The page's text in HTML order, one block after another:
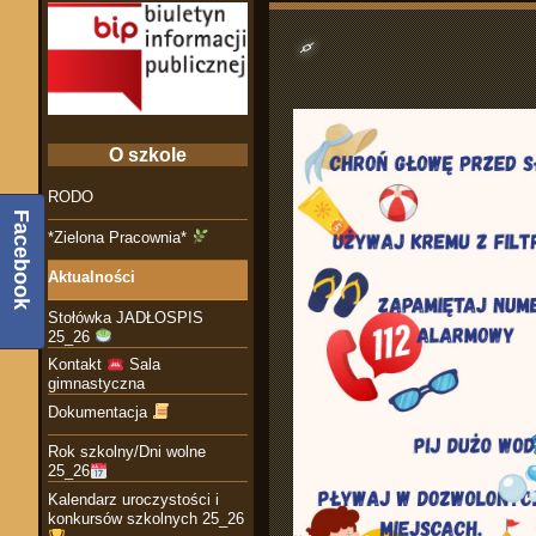
No
O szkole
RODO
*Zielona Pracownia*
Aktualności
Stołówka JADŁOSPIS
25_26
Kontakt
Sala
gimnastyczna
Dokumentacja
Rok szkolny/Dni wolne
25_26
Kalendarz uroczystości i
konkursów szkolnych 25_26
Facebook